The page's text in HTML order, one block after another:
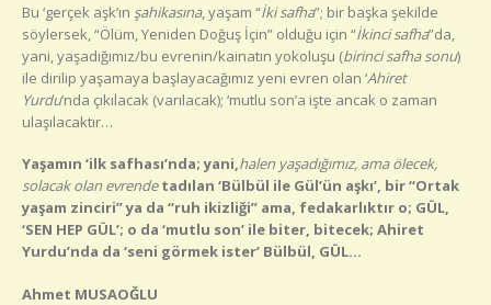
Bu ‘gerçek aşk’ın şahikasına, yaşam “İki safha”; bir başka şekilde
söylersek, “Ölüm, Yeniden Doğuş İçin” olduğu için “İkinci safha”da,
yani, yaşadığımız/bu evrenin/kainatın yokoluşu (birinci safha sonu)
ile dirilip yaşamaya başlayacağımız yeni evren olan ‘Ahiret
Yurdu’nda çıkılacak (varılacak); ‘mutlu son’a işte ancak o zaman
ulaşılacaktır…
Yaşamın ‘ilk safhası’nda; yani,halen yaşadığımız, ama ölecek,
solacak olan evrendetadılan ‘Bülbül ile Gül’ün aşkı’, bir “Ortak
yaşam zinciri” ya da “ruh ikizliği” ama, fedakarlıktır o; GÜL,
‘SEN HEP GÜL’; o da ‘mutlu son’ ile biter, bitecek; Ahiret
Yurdu’nda da ‘seni görmek ister’ Bülbül, GÜL…
Ahmet MUSAOĞLU